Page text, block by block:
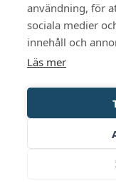
användning, för
sociala medier
innehåll och
Läs mer
3-
Sista